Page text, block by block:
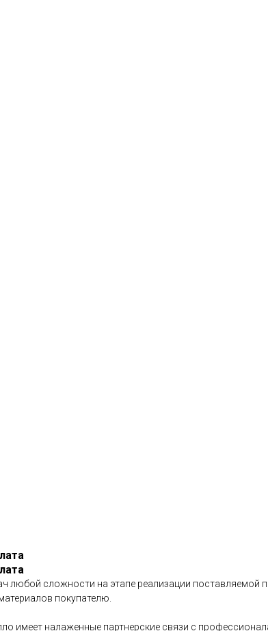
любой сложности на этапе реализации поставляемой
покупателю.
имеет налаженные партнерские связи с